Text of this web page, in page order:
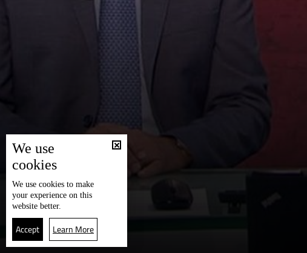
We use
cookies
We use cookies to make
your experience on this
website better.
Accept Learn More